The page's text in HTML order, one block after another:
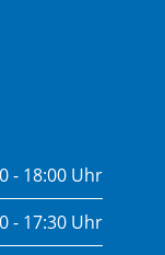
- 18:00 Uhr
- 17:30 Uhr